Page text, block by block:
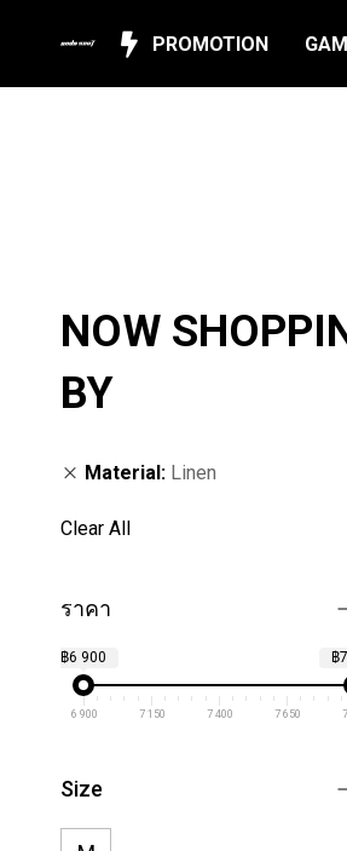
PROMOTION
NOW
BY
Material Linen
Clear All
ราคา
฿6 900 ฿
6 900 7 150 7 400 7 650
Size